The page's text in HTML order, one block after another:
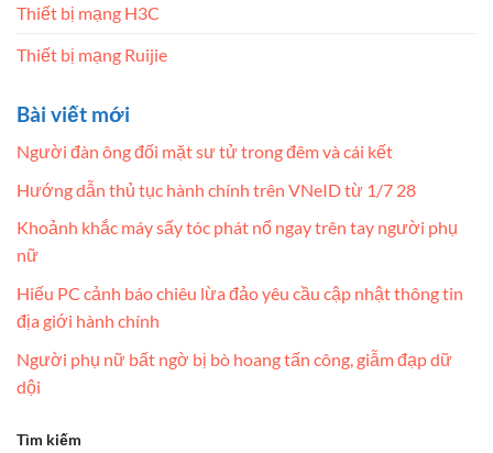
Thiết bị mạng H3C
Thiết bị mạng Ruijie
Bài viết mới
Người đàn ông đối mặt sư tử trong đêm và cái kết
Hướng dẫn thủ tục hành chính trên VNeID từ 1/7 28
Khoảnh khắc máy sấy tóc phát nổ ngay trên tay người phụ
nữ
Hiếu PC cảnh báo chiêu lừa đảo yêu cầu cập nhật thông tin
địa giới hành chính
Người phụ nữ bất ngờ bị bò hoang tấn công, giẫm đạp dữ
dội
Tìm kiếm